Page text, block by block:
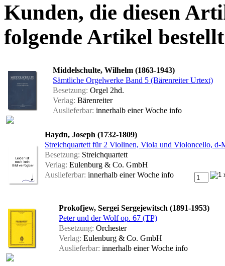
Kunden, die diesen
folgende Artikel
Middelschulte, Wilhelm (1863-1943)
Sämtliche Orgelwerke Band 5 (Bärenreiter Urtext)
Besetzung: Orgel 2hd.
Verlag: Bärenreiter
Auslieferbar: innerhalb einer Woche info
Haydn, Joseph (1732-1809)
Streichquartett für 2 Violinen, Viola und Violoncello,
Besetzung: Streichquartett
Verlag: Eulenburg & Co. GmbH
Auslieferbar: innerhalb einer Woche info
Prokofjew, Sergei Sergejewitsch (1891-1953)
Peter und der Wolf op. 67 (TP)
Besetzung: Orchester
Verlag: Eulenburg & Co. GmbH
Auslieferbar: innerhalb einer Woche info